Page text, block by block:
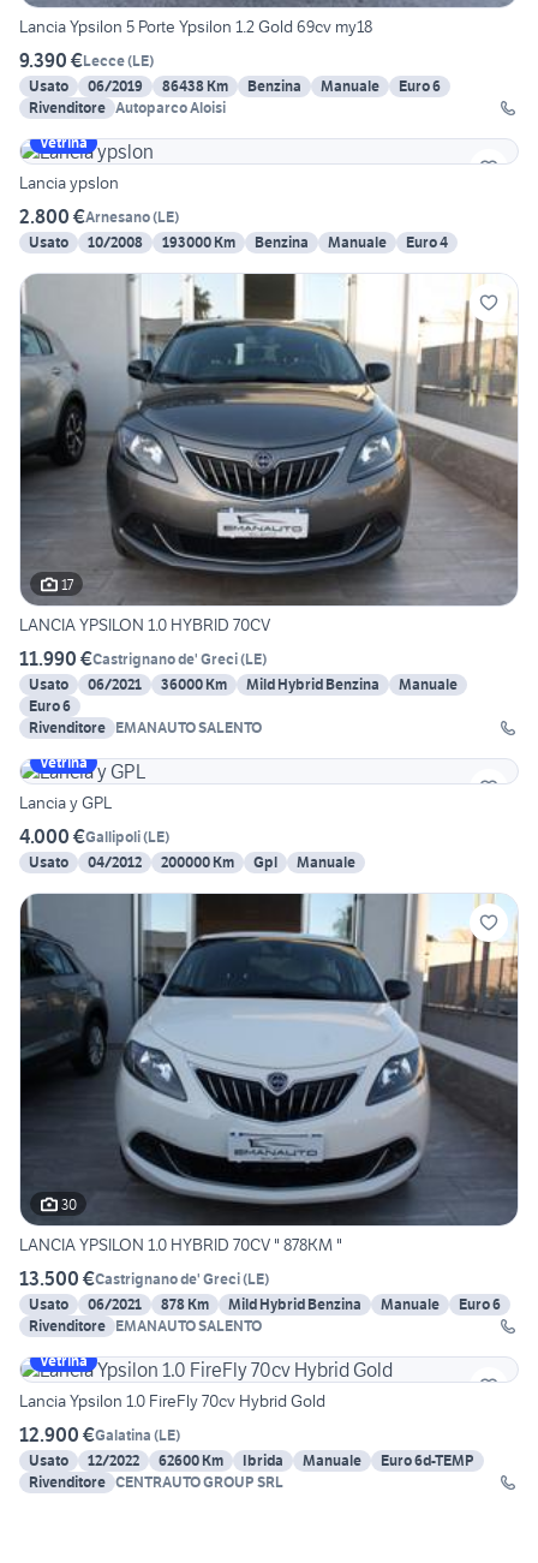
Lancia Ypsilon 5 Porte Ypsilon 1.2 Gold 69cv my18
9.390 €Lecce(LE)
Usato
06/2019 86438 Km Benzina Manuale
Euro 6
Rivenditore Autoparco Aloisi
Vetrina
Lancia ypslon
2.800 €Arnesano(LE)
Usato
10/2008 193000 Km Benzina Manuale Euro 4
17
LANCIA YPSILON 1.0 HYBRID 70CV
11.990 €Castrignano de' Greci(LE)
Usato
06/2021 36000 Km Mild Hybrid Benzina
Manuale
Euro 6
Rivenditore EMANAUTO SALENTO
Vetrina
Lancia y GPL
4.000 €Gallipoli(LE)
Usato
04/2012 200000 Km Gpl Manuale
30
LANCIA YPSILON 1.0 HYBRID 70CV " 878KM "
13.500 €Castrignano de' Greci(LE)
Usato
06/2021 878 Km Mild Hybrid Benzina Manuale
Euro 6
Rivenditore EMANAUTO SALENTO
Vetrina
Lancia Ypsilon 1.0 FireFly 70cv Hybrid Gold
12.900 €Galatina (LE)
Usato
12/2022 62600 Km Ibrida Manuale
Euro 6d-TEMP
Rivenditore CENTRAUTO GROUP SRL